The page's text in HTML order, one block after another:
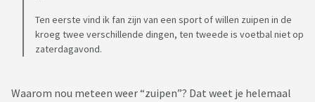
Ten eerste vind ik fan zijn van een sport of willen zuipen in de
kroeg twee verschillende dingen, ten tweede is voetbal niet op
zaterdagavond.
Waarom nou meteen weer “zuipen”? Dat weet je helemaal